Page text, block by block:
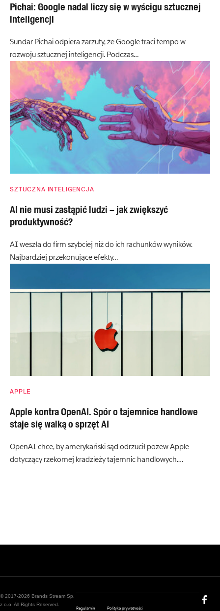
Pichai: Google nadal liczy się w wyścigu sztucznej
inteligencji
Sundar Pichai odpiera zarzuty, że Google traci tempo w
rozwoju sztucznej inteligencji. Podczas…
SZTUCZNA INTELIGENCJA
AI nie musi zastąpić ludzi – jak zwiększyć
produktywność?
AI weszła do firm szybciej niż do ich rachunków wyników.
Najbardziej przekonujące efekty…
APPLE
Apple kontra OpenAI. Spór o tajemnice handlowe
staje się walką o sprzęt AI
OpenAI chce, by amerykański sąd odrzucił pozew Apple
dotyczący rzekomej kradzieży tajemnic handlowych.…
© 2017-2026 Brands Stream Sp.
z o.o. All Rights Reserved.
Regulamin Polityka prywatności